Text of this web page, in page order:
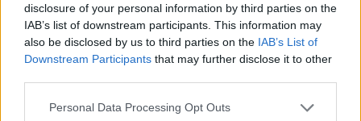
disclosure of your personal information by third parties on the
IAB’s list of downstream participants. This information may
also be disclosed by us to third parties on the IAB’s List of
Downstream Participants that may further disclose it to other
Personal Data Processing Opt Outs
Αργυρουπόλεως, τμήμα από Γαλήνης έως Ανεμόεσσας,
κάθετο της Φιλιππουπόλεως
Αλσουπόλεως
, από Γαλήνης έως ανώνυμο, κάθετο της
έως ανώνυμο, κάθετο της Φιλιππουπόλεως